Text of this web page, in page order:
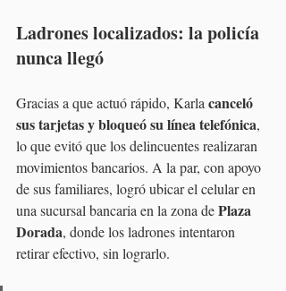
Ladrones localizados: la policía
nunca llegó
Gracias a que actuó rápido, Karla canceló
sus tarjetas y bloqueó su línea telefónica,
lo que evitó que los delincuentes realizaran
movimientos bancarios. A la par, con apoyo
de sus familiares, logró ubicar el celular en
una sucursal bancaria en la zona de Plaza
Dorada, donde los ladrones intentaron
retirar efectivo, sin lograrlo.